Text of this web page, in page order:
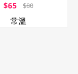
$65 $80
常溫